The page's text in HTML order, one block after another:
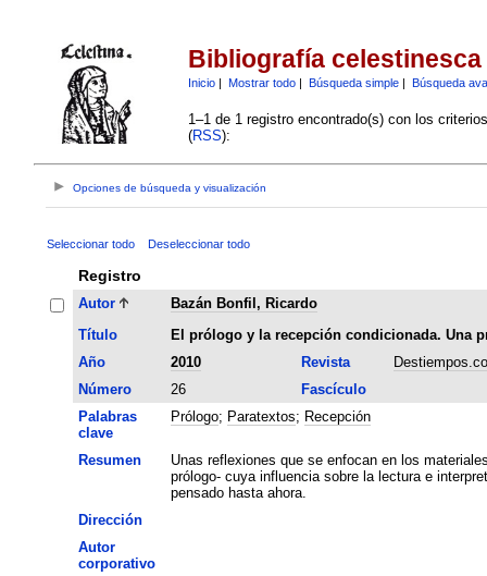
Bibliografía celestinesca
Inicio| Mostrar todo| Búsqueda simple| Búsqueda
1–1 de 1 registro encontrado(s) con los
(RSS):
Opciones de búsqueda y visualización
Seleccionar todo Deseleccionar todo
Registro
Autor
Bazán Bonfil, Ricardo
Título
El prólogo y la recepción condicionada. Una
Año
2010 Revista
Número
26
Fascículo
Palabras
clave
Prólogo; Paratextos; Recepción
Resumen
Unas reflexiones que se enfocan en los
prólogo- cuya influencia sobre la lectura e
pensado hasta ahora.
Dirección
Autor
corporativo